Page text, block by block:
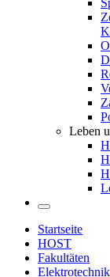
Leben
Startseite
HOST
Fakultäten